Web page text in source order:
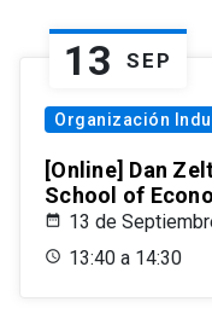
13 SEP
Organización
[Online] Dan
School of
13 de
13:40 a 14:30